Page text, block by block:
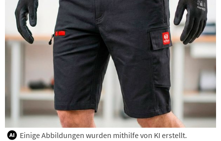
Einige Abbildungen wurden mithilfe von KI erstellt.